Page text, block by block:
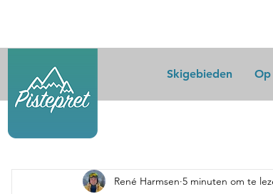
Skigebieden
René Harmsen 5 minuten om te